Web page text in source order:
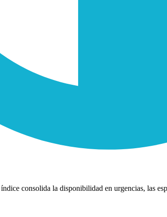
consolida la disponibilidad en urgencias, las